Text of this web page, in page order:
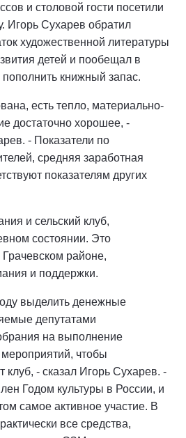
и столовой гости посетили
Игорь Сухарев обратил
художественной литературы
детей и пообещал в
книжный запас.
есть тепло, материально-
достаточно хорошее, -
- Показатели по
средняя заработная
показателям других
и сельский клуб,
состоянии. Это
районе,
и поддержки.
выделить денежные
депутатами
на выполнение
чтобы
клуб, - сказал Игорь Сухарев. -
Годом культуры в России, и
самое активное участие. В
все средства,